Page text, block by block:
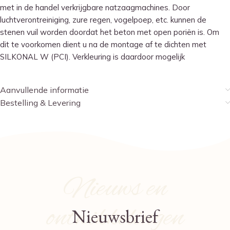
met in de handel verkrijgbare natzaagmachines. Door
luchtverontreiniging, zure regen, vogelpoep, etc. kunnen de
stenen vuil worden doordat het beton met open poriën is. Om
dit te voorkomen dient u na de montage af te dichten met
SILKONAL W (PCI). Verkleuring is daardoor mogelijk
Aanvullende informatie
Bestelling & Levering
Nieuws en
ontwikkelingen
Nieuwsbrief